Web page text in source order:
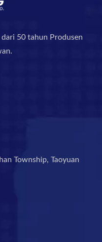
50 tahun Produsen
Township, Taoyuan